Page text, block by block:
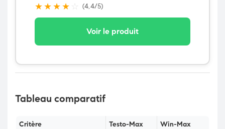
★★★★ ☆ (4,4/5)
Voir le produit
Tableau comparatif
Critère Testo-Max Win-Max